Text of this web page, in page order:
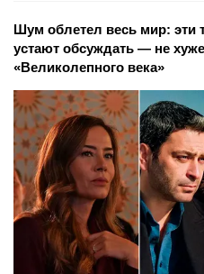
Шум облетел весь мир: эти
устают обсуждать — не
«Великолепного века»